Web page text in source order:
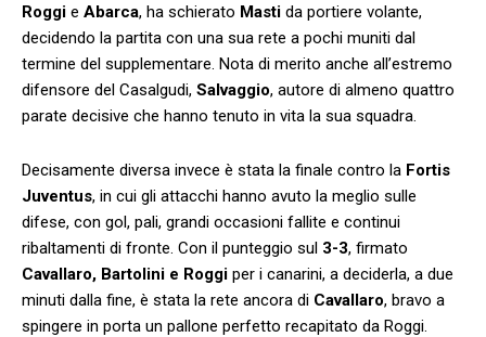
Roggi e Abarca, ha schierato Masti da portiere volante,
decidendo la partita con una sua rete a pochi muniti dal
termine del supplementare. Nota di merito anche all’estremo
difensore del Casalgudi, Salvaggio, autore di almeno quattro
parate decisive che hanno tenuto in vita la sua squadra.
Decisamente diversa invece è stata la finale contro la Fortis
Juventus, in cui gli attacchi hanno avuto la meglio sulle
difese, con gol, pali, grandi occasioni fallite e continui
ribaltamenti di fronte. Con il punteggio sul 3-3, firmato
Cavallaro, Bartolini e Roggi per i canarini, a deciderla, a due
minuti dalla fine, è stata la rete ancora di Cavallaro, bravo a
spingere in porta un pallone perfetto recapitato da Roggi.